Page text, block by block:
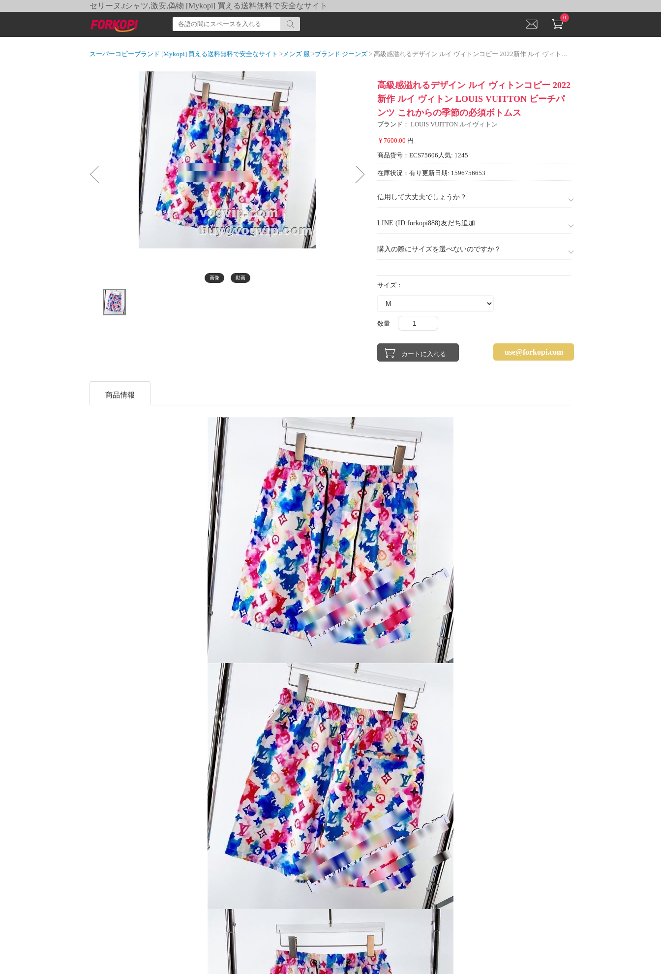
セリーヌ,tシャツ,激安,偽物 [Mykopi] 買える送料無料で安全なサイト
0
スーパーコピーブランド [Mykopi] 買える送料無料で安全なサイト >メンズ 服 >ブランド ジーンズ > 高級感溢れるデザイン ルイ ヴィトンコピー 2022新作 ルイ ヴィトン LOUIS VUITTON ビーチパンツ これからの季節の必須ボトムス
画像 動画
高級感溢れるデザイン ルイ ヴィトンコピー 2022
新作 ルイ ヴィトン LOUIS VUITTON ビーチパ
ンツ これからの季節の必須ボトムス
ブランド： LOUIS VUITTON ルイヴィトン
￥7600.00 円
商品货号：ECS75606 人気: 1245
在庫状況：有り 更新日期: 1596756653
信用して大丈夫でしょうか？
LINE (ID:forkopi888)友だち追加
購入の際にサイズを選べないのですか？
サイズ：
数量
use@forkopi.com
商品情報